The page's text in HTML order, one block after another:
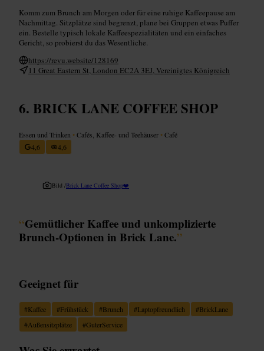
Komm zum Brunch am Morgen oder für eine ruhige Kaffeepause am
Nachmittag. Sitzplätze sind begrenzt, plane bei Gruppen etwas Puffer
ein. Bestelle typisch lokale Kaffeespezialitäten und ein einfaches
Gericht, so probierst du das Wesentliche.
https://revu.website/128169
11 Great Eastern St, London EC2A 3EJ, Vereinigtes Königreich
BRICK LANE COFFEE SHOP
Essen und Trinken •Cafés, Kaffee- und Teehäuser •Café
4,6
4,6
Bild /Brick Lane Coffee Shop❤️
“Gemütlicher Kaffee und unkomplizierte
Brunch-Optionen in Brick Lane.”
Geeignet für
#Kaffee #Frühstück #Brunch #Laptopfreundlich #BrickLane
#Außensitzplätze #GuterService